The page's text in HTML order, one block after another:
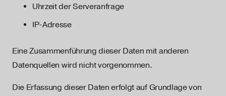
Uhrzeit der Serveranfrage
IP-Adresse
Eine Zusammenführung dieser Daten mit anderen
Datenquellen wird nicht vorgenommen.
Die Erfassung dieser Daten erfolgt auf Grundlage von